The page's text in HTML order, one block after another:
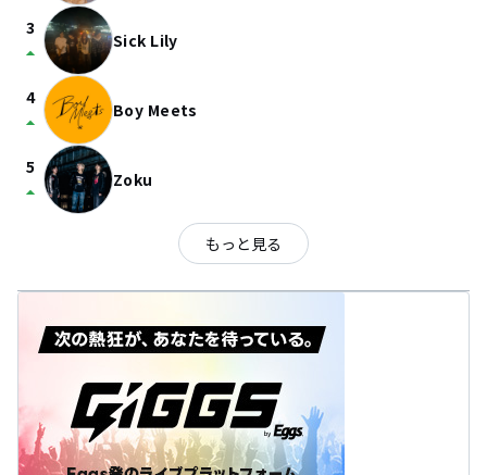
3
arrow_drop_up Sick Lily
4
arrow_drop_up Boy Meets
5
arrow_drop_up Zoku
もっと見る